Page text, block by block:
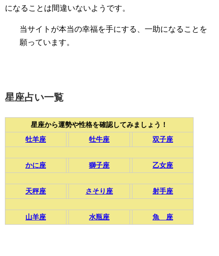
になることは間違いないようです。
当サイトが本当の幸福を手にする、一助になることを
願っています。
星座占い一覧
星座から運勢や性格を確認してみましょう！
牡羊座
牡牛座 双子座
かに座 獅子座 乙女座
天秤座 さそり座 射手座
山羊座 水瓶座 魚 座